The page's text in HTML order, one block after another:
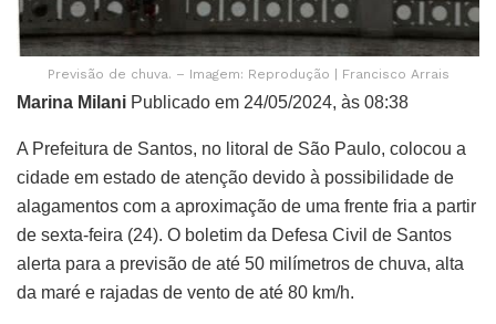
Previsão de chuva. – Imagem: Reprodução | Francisco Arrais
Marina Milani Publicado em 24/05/2024, às 08:38
A Prefeitura de Santos, no litoral de São Paulo, colocou a
cidade em estado de atenção devido à possibilidade de
alagamentos com a aproximação de uma frente fria a partir
de sexta-feira (24). O boletim da Defesa Civil de Santos
alerta para a previsão de até 50 milímetros de chuva, alta
da maré e rajadas de vento de até 80 km/h.